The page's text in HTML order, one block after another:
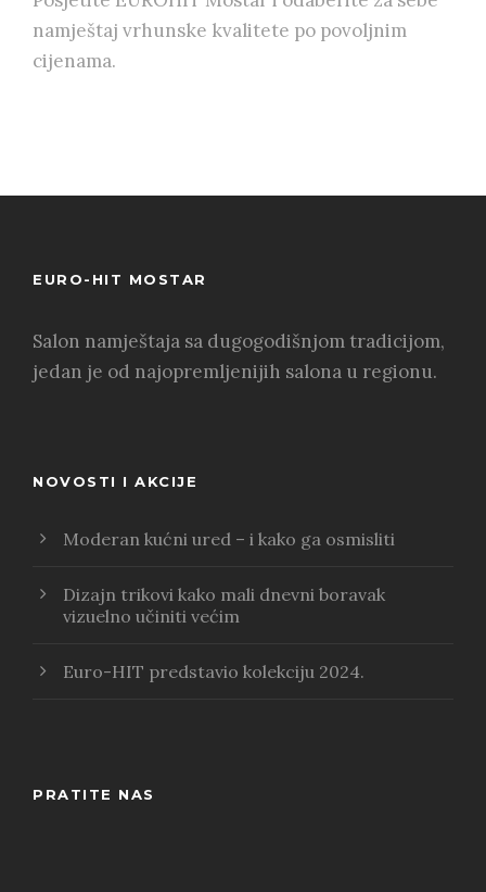
namještaj vrhunske kvalitete po povoljnim
cijenama.
EURO-HIT MOSTAR
Salon namještaja sa dugogodišnjom tradicijom,
jedan je od najopremljenijih salona u regionu.
NOVOSTI I AKCIJE
Moderan kućni ured – i kako ga osmisliti
Dizajn trikovi kako mali dnevni boravak
vizuelno učiniti većim
Euro-HIT predstavio kolekciju 2024.
PRATITE NAS